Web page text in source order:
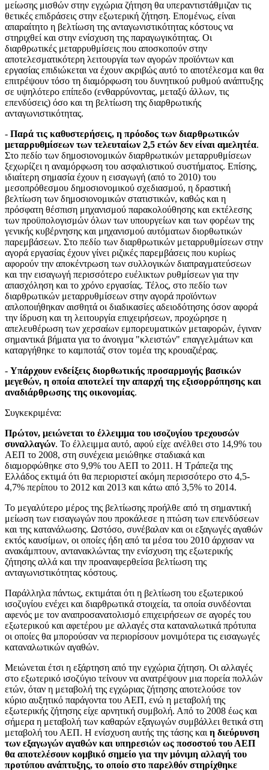
μείωσης μισθών στην εγχώρια ζήτηση θα υπεραντιστάθμιζαν τις
θετικές επιδράσεις στην εξωτερική ζήτηση. Επομένως, είναι
απαραίτητο η βελτίωση της ανταγωνιστικότητας κόστους να
στηριχθεί και στην ενίσχυση της παραγωγικότητας. Οι
διαρθρωτικές μεταρρυθμίσεις που αποσκοπούν στην
αποτελεσματικότερη λειτουργία των αγορών προϊόντων και
εργασίας επιδιώκεται να έχουν ακριβώς αυτό το αποτέλεσμα και θα
επιτρέψουν τόσο τη διαμόρφωση του δυνητικού ρυθμού ανάπτυξης
σε υψηλότερο επίπεδο (ενθαρρύνοντας, μεταξύ άλλων, τις
επενδύσεις) όσο και τη βελτίωση της διαρθρωτικής
ανταγωνιστικότητας.
- Παρά τις καθυστερήσεις, η πρόοδος των διαρθρωτικών
μεταρρυθμίσεων των τελευταίων 2,5 ετών δεν είναι αμελητέα.
Στο πεδίο των δημοσιονομικών διαρθρωτικών μεταρρυθμίσεων
ξεχωρίζει η αναμόρφωση του ασφαλιστικού συστήματος. Επίσης,
ιδιαίτερη σημασία έχουν η εισαγωγή (από το 2010) του
μεσοπρόθεσμου δημοσιονομικού σχεδιασμού, η δραστική
βελτίωση των δημοσιονομικών στατιστικών, καθώς και η
πρόσφατη θέσπιση μηχανισμού παρακολούθησης και εκτέλεσης
των προϋπολογισμών όλων των υπουργείων και των φορέων της
γενικής κυβέρνησης και μηχανισμού αυτόματων διορθωτικών
παρεμβάσεων. Στο πεδίο των διαρθρωτικών μεταρρυθμίσεων στην
αγορά εργασίας έχουν γίνει ριζικές παρεμβάσεις που κυρίως
αφορούν την αποκέντρωση των συλλογικών διαπραγματεύσεων
και την εισαγωγή περισσότερο ευέλικτων ρυθμίσεων για την
απασχόληση και το χρόνο εργασίας. Τέλος, στο πεδίο των
διαρθρωτικών μεταρρυθμίσεων στην αγορά προϊόντων
απλοποιήθηκαν αισθητά οι διαδικασίες αδειοδότησης όσον αφορά
την ίδρυση και τη λειτουργία επιχειρήσεων, προχώρησε η
απελευθέρωση των χερσαίων εμπορευματικών μεταφορών, έγιναν
σημαντικά βήματα για το άνοιγμα "κλειστών" επαγγελμάτων και
καταργήθηκε το καμποτάζ στον τομέα της κρουαζιέρας.
- Υπάρχουν ενδείξεις διορθωτικής προσαρμογής βασικών
μεγεθών, η οποία αποτελεί την απαρχή της εξισορρόπησης και
αναδιάρθρωσης της οικονομίας.
Συγκεκριμένα:
Πρώτον, μειώνεται το έλλειμμα του ισοζυγίου τρεχουσών
συναλλαγών. Το έλλειμμα αυτό, αφού είχε ανέλθει στο 14,9% του
ΑΕΠ το 2008, στη συνέχεια μειώθηκε σταδιακά και
διαμορφώθηκε στο 9,9% του ΑΕΠ το 2011. Η Τράπεζα της
Ελλάδος εκτιμά ότι θα περιοριστεί ακόμη περισσότερο στο 4,5-
4,7% περίπου το 2012 και 2013 και κάτω από 3,5% το 2014.
Το μεγαλύτερο μέρος της βελτίωσης προήλθε από τη σημαντική
μείωση των εισαγωγών που προκάλεσε η πτώση των επενδύσεων
και της κατανάλωσης. Ωστόσο, συνέβαλαν και οι εξαγωγές αγαθών
εκτός καυσίμων, οι οποίες ήδη από τα μέσα του 2010 άρχισαν να
ανακάμπτουν, αντανακλώντας την ενίσχυση της εξωτερικής
ζήτησης αλλά και την προαναφερθείσα βελτίωση της
ανταγωνιστικότητας κόστους.
Παράλληλα πάντως, εκτιμάται ότι η βελτίωση του εξωτερικού
ισοζυγίου ενέχει και διαρθρωτικά στοιχεία, τα οποία συνδέονται
αφενός με τον αναπροσανατολισμό επιχειρήσεων σε αγορές του
εξωτερικού και αφετέρου με αλλαγές στα καταναλωτικά πρότυπα
οι οποίες θα μπορούσαν να περιορίσουν μονιμότερα τις εισαγωγές
καταναλωτικών αγαθών.
Μειώνεται έτσι η εξάρτηση από την εγχώρια ζήτηση. Οι αλλαγές
στο εξωτερικό ισοζύγιο τείνουν να ανατρέψουν μια πορεία πολλών
ετών, όταν η μεταβολή της εγχώριας ζήτησης αποτελούσε τον
κύριο αυξητικό παράγοντα του ΑΕΠ, ενώ η μεταβολή της
εξωτερικής ζήτησης είχε αρνητική συμβολή. Από το 2008 έως και
σήμερα η μεταβολή των καθαρών εξαγωγών συμβάλλει θετικά στη
μεταβολή του ΑΕΠ. Η ενίσχυση αυτής της τάσης και η διεύρυνση
των εξαγωγών αγαθών και υπηρεσιών ως ποσοστού του ΑΕΠ
θα αποτελέσουν κομβικό σημείο για την μόνιμη αλλαγή του
προτύπου ανάπτυξης, το οποίο στο παρελθόν στηρίχθηκε